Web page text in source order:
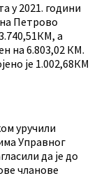
у 2021. години
Петрово
а
на 6.803,02 КМ.
је 1.002,68КМ
уручили
Управног
да је до
чланове